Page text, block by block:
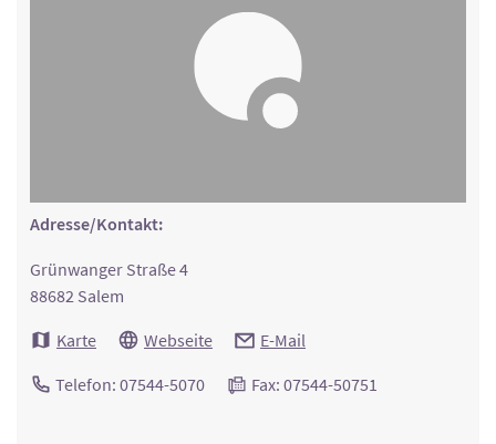
Adresse/Kontakt:
Grünwanger Straße 4
88682 Salem
Karte
Webseite E-Mail
Telefon: 07544-5070 Fax: 07544-50751